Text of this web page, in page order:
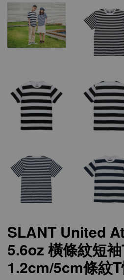
SLANT United
5.6oz 橫條紋短
1.2cm/5cm條紋